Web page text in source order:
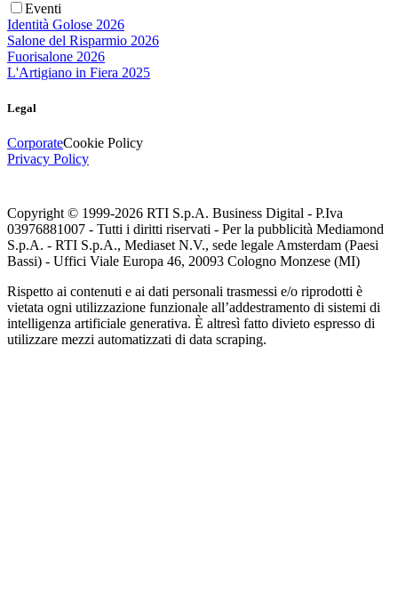
Eventi
Identità Golose 2026
Salone del Risparmio 2026
Fuorisalone 2026
L'Artigiano in Fiera 2025
Legal
CorporateCookie Policy
Privacy Policy
Copyright © 1999-2026 RTI S.p.A. Business Digital - P.Iva
03976881007 - Tutti i diritti riservati - Per la pubblicità Mediamond
S.p.A. - RTI S.p.A., Mediaset N.V., sede legale Amsterdam (Paesi
Bassi) - Uffici Viale Europa 46, 20093 Cologno Monzese (MI)
Rispetto ai contenuti e ai dati personali trasmessi e/o riprodotti è
vietata ogni utilizzazione funzionale all’addestramento di sistemi di
intelligenza artificiale generativa. È altresì fatto divieto espresso di
utilizzare mezzi automatizzati di data scraping.